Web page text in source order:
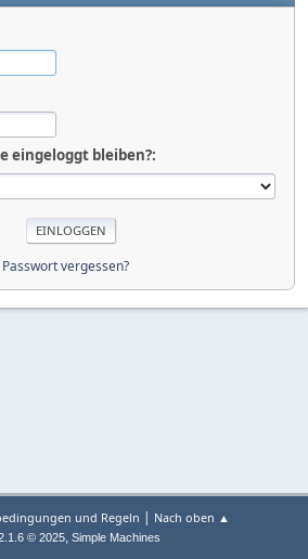
eingeloggt bleiben?:
Passwort vergessen?
und Regeln | Nach oben ▲
© 2025, Simple Machines